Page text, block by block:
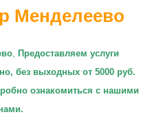
Менделеево
, Предоставляем услуги
, без выходных от 5000 руб.
ознакомиться с нашими